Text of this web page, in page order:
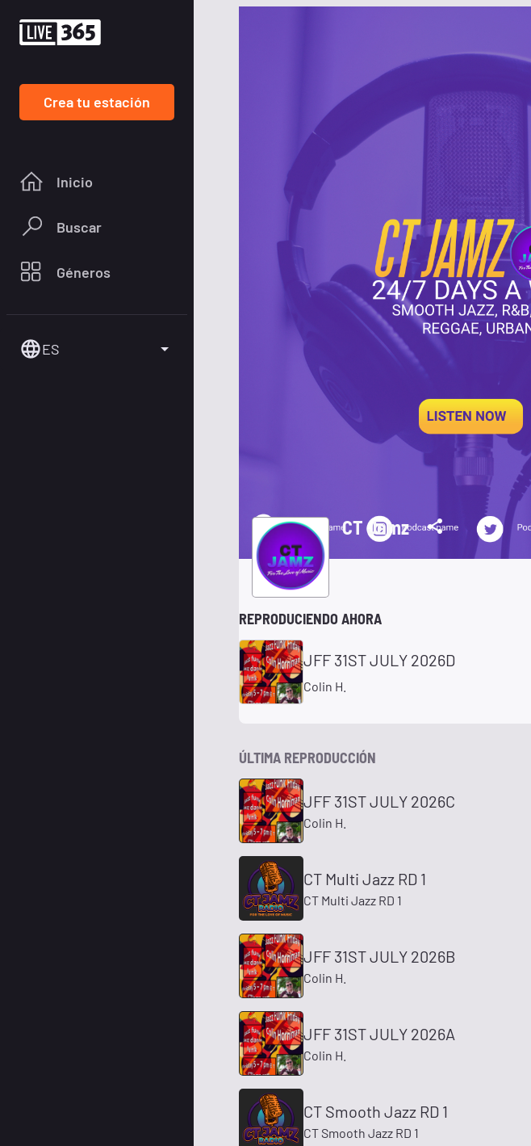
Crea tu estación
Inicio
Buscar
Géneros
ES
CT Jamz
REPRODUCIENDO AHORA
JFF 31ST JULY 2026D
Colin H.
ÚLTIMA REPRODUCCIÓN
JFF 31ST JULY 2026C
Colin H.
CT Multi Jazz RD 1
CT Multi Jazz RD 1
JFF 31ST JULY 2026B
Colin H.
JFF 31ST JULY 2026A
Colin H.
CT Smooth Jazz RD 1
CT Smooth Jazz RD 1